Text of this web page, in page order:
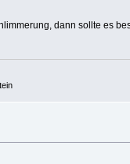
dann sollte es